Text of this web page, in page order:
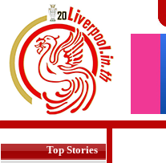
Top Stories